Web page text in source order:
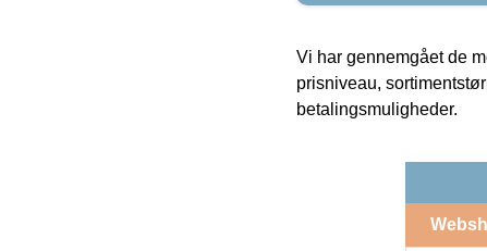
Vi har gennemgået de
prisniveau,
betalingsmuligheder.